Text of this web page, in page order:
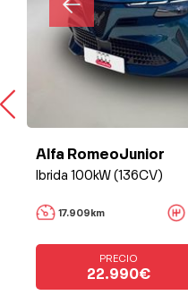
Alfa RomeoJunior
Ibrida 100kW (136CV)
17.909km
PRECIO
22.990€